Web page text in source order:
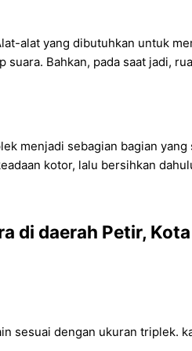
alat yang dibutuhkan untuk
Bahkan, pada saat jadi,
menjadi sebagian bagian yang
kotor, lalu bersihkan
di daerah Petir,
sesuai dengan ukuran triplek.